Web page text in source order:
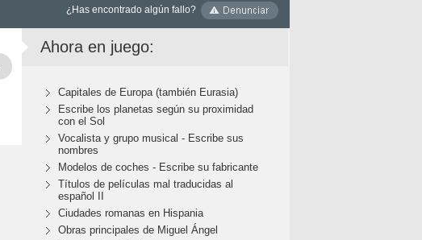
¿Has encontrado algún fallo?
Ahora en juego:
Capitales de Europa (también Eurasia)
Escribe los planetas según su proximidad
con el Sol
Vocalista y grupo musical - Escribe sus
nombres
Modelos de coches - Escribe su fabricante
Títulos de películas mal traducidas al
español II
Ciudades romanas en Hispania
Obras principales de Miguel Ángel